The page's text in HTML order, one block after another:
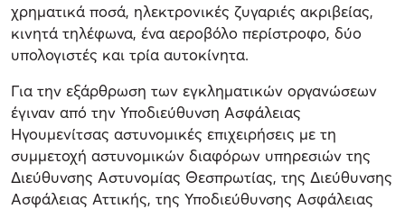
χρηματικά ποσά, ηλεκτρονικές ζυγαριές ακριβείας,
κινητά τηλέφωνα, ένα αεροβόλο περίστροφο, δύο
υπολογιστές και τρία αυτοκίνητα.
Για την εξάρθρωση των εγκληματικών οργανώσεων
έγιναν από την Υποδιεύθυνση Ασφάλειας
Ηγουμενίτσας αστυνομικές επιχειρήσεις με τη
συμμετοχή αστυνομικών διαφόρων υπηρεσιών της
Διεύθυνσης Αστυνομίας Θεσπρωτίας, της Διεύθυνσης
Ασφάλειας Αττικής, της Υποδιεύθυνσης Ασφάλειας